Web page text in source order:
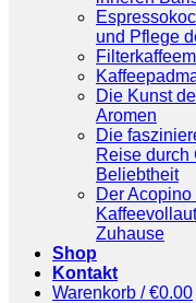
und Pflege
Die Kunst
Aromen
Die
Reise durch
Beliebtheit
Der
Zuhause
Shop
Kontakt
Warenkorb /€0.00